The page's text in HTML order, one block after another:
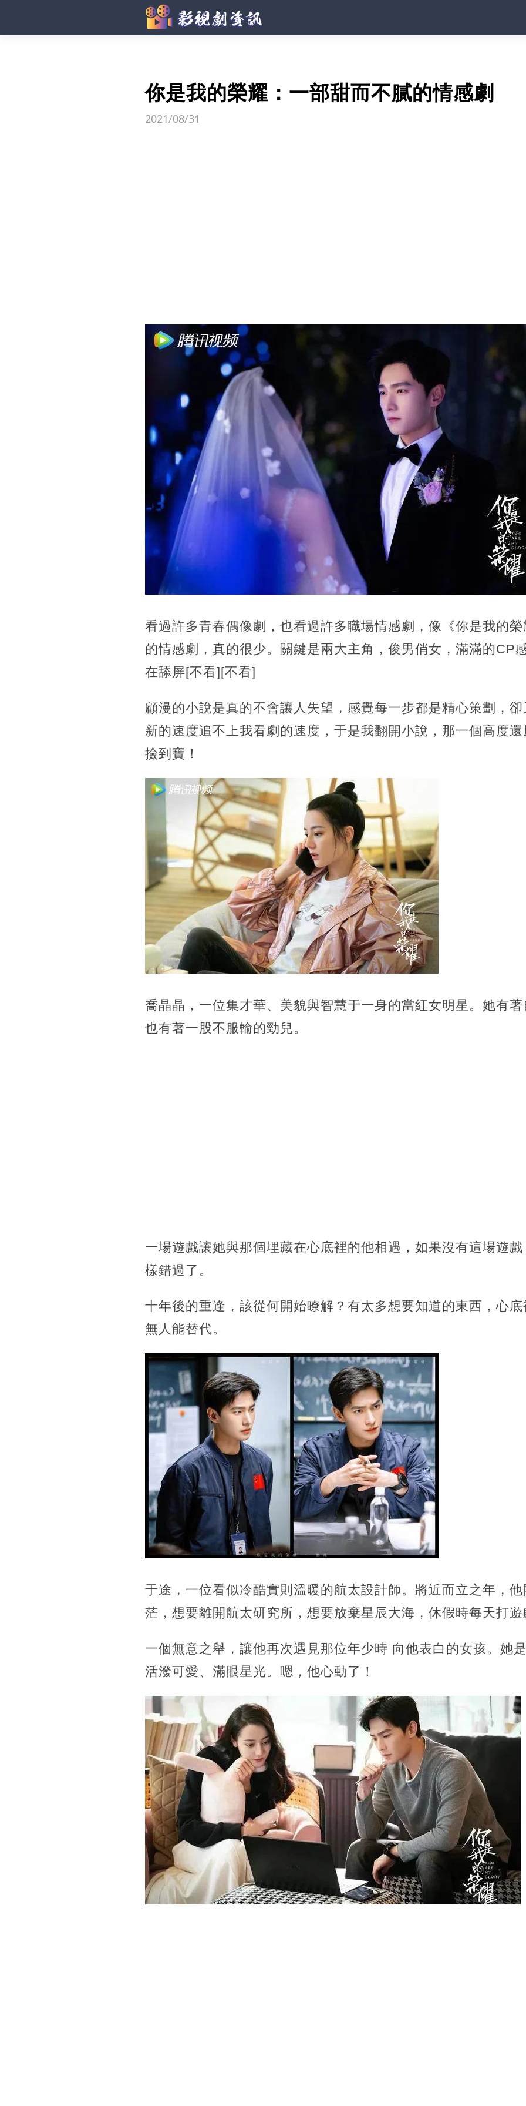
你是我的榮耀：一部甜而不膩的情感劇
2021/08/31
看過許多青春偶像劇， 也看過許多職場情感劇，像《你是我的
的情感劇，真的很少。關鍵是兩大主角，俊男俏女，滿滿的CP
在舔屏[不看][不看]
顧漫的小說是真的不會讓人失望， 感覺每一步都是精心策劃，
新的速度追不上我看劇的速度，于是我翻開小說，那一個高度
撿到寶！
喬晶晶，一位集才華、美貌與智慧于一身的當紅女明星。她有
也有著一股不服輸的勁兒。
一場遊戲讓她與那個埋藏在心底裡的他相遇，如果沒有這場遊
樣錯過了。
十年後的重逢，該從何開始瞭解？有太多想要知道的東西，心
無人能替代。
于途，一位看似冷酷實則溫暖的航太設計師。將近而立之年，
茫，想要離開航太研究所，想要放棄星辰大海，休假時每天打遊
一個無意之舉，讓他再次遇見那位年少時 向他表白的女孩。她
活潑可愛、滿眼星光。嗯，他心動了！